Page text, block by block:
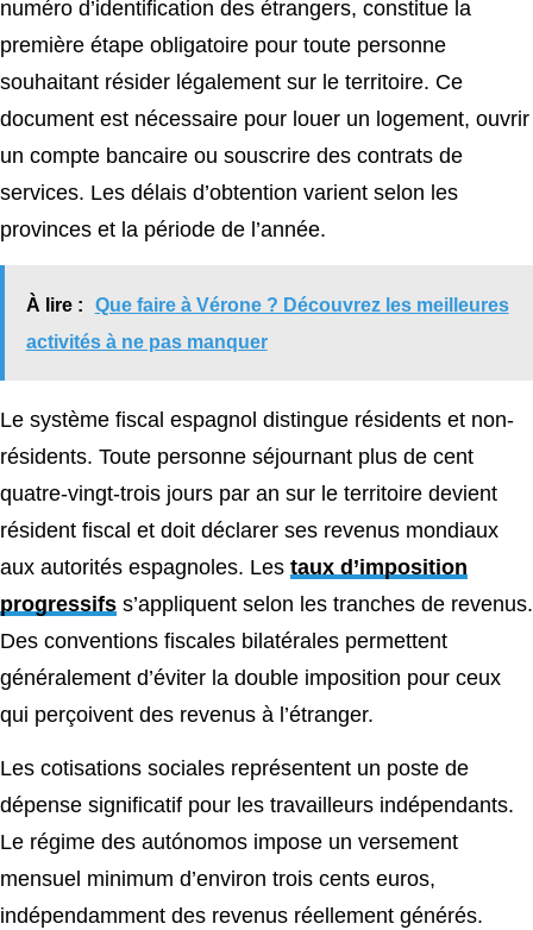
numéro d’identification des étrangers, constitue la
première étape obligatoire pour toute personne
souhaitant résider légalement sur le territoire. Ce
document est nécessaire pour louer un logement, ouvrir
un compte bancaire ou souscrire des contrats de
services. Les délais d’obtention varient selon les
provinces et la période de l’année.
À lire :
Que faire à Vérone ? Découvrez les meilleures
activités à ne pas manquer
Le système fiscal espagnol distingue résidents et non-
résidents. Toute personne séjournant plus de cent
quatre-vingt-trois jours par an sur le territoire devient
résident fiscal et doit déclarer ses revenus mondiaux
aux autorités espagnoles. Les taux d’imposition
progressifs s’appliquent selon les tranches de revenus.
Des conventions fiscales bilatérales permettent
généralement d’éviter la double imposition pour ceux
qui perçoivent des revenus à l’étranger.
Les cotisations sociales représentent un poste de
dépense significatif pour les travailleurs indépendants.
Le régime des autónomos impose un versement
mensuel minimum d’environ trois cents euros,
indépendamment des revenus réellement générés.